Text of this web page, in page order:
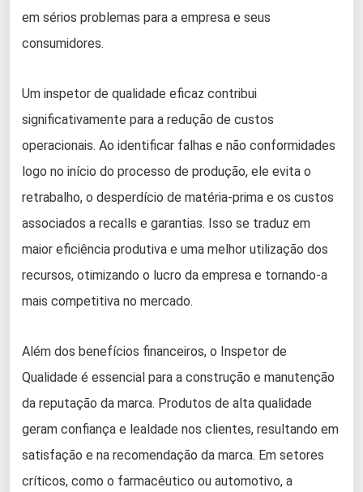
em sérios problemas para a empresa e seus
consumidores.
Um inspetor de qualidade eficaz contribui
significativamente para a redução de custos
operacionais. Ao identificar falhas e não conformidades
logo no início do processo de produção, ele evita o
retrabalho, o desperdício de matéria-prima e os custos
associados a recalls e garantias. Isso se traduz em
maior eficiência produtiva e uma melhor utilização dos
recursos, otimizando o lucro da empresa e tornando-a
mais competitiva no mercado.
Além dos benefícios financeiros, o Inspetor de
Qualidade é essencial para a construção e manutenção
da reputação da marca. Produtos de alta qualidade
geram confiança e lealdade nos clientes, resultando em
satisfação e na recomendação da marca. Em setores
críticos, como o farmacêutico ou automotivo, a